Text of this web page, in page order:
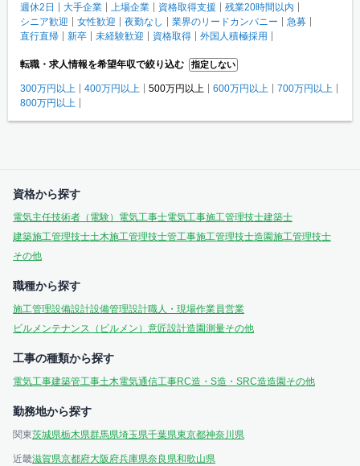
週休2日
大手企業 上場企業 資格取得支援
残業20時間以内
シニア歓迎
女性歓迎 夜勤なし 業界のリードカンパニー
急募
直行直帰
新卒 未経験歓迎 資格取得 外国人積極採用
転職・求人情報を希望年収で絞り込む 指定しない
300万円以上 400万円以上 500万円以上 600万円以上
700万円以上
800万円以上
資格から探す
電気主任技術者（電験） 電気工事士電気工事施工管理技士建築士
建築施工管理技士土木施工管理技士管工事施工管理技士造園施工管理技士
その他
職種から探す
施工管理設備設計設備管理設計職人・現場作業員営業
ビルメンテナンス（ビルメン） 意匠設計造園測量その他
工事の種類から探す
電気工事建築管工事土木電気通信工事RC造・S造・SRC造造園その他
勤務地から探す
関東茨城県栃木県群馬県埼玉県千葉県東京都神奈川県
近畿滋賀県京都府大阪府兵庫県奈良県和歌山県